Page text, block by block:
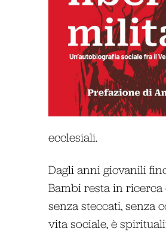
ecclesiali.
Dagli anni giovanili
Bambi resta in ricerca
senza steccati, senza
vita sociale, è